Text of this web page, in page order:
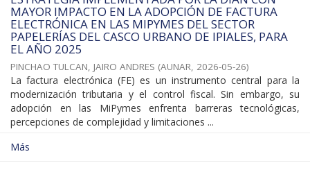
MAYOR IMPACTO EN LA ADOPCIÓN DE FACTURA
ELECTRÓNICA EN LAS MIPYMES DEL SECTOR
PAPELERÍAS DEL CASCO URBANO DE IPIALES, PARA
EL AÑO 2025
PINCHAO TULCAN, JAIRO ANDRES (AUNAR, 2026-05-26)
La factura electrónica (FE) es un instrumento central para la
modernización tributaria y el control fiscal. Sin embargo, su
adopción en las MiPymes enfrenta barreras tecnológicas,
percepciones de complejidad y limitaciones ...
Más